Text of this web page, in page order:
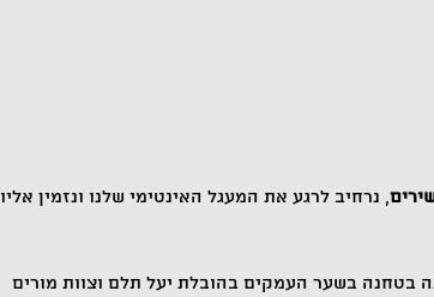
, נרחיב לרגע את המעגל האינטימי שלנו ונזמין אליו
בטחנה בשער העמקים בהובלת יעל תלם וצוות מורים